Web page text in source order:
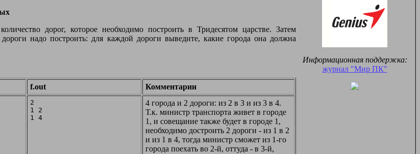
Информационная поддержка:
журнал "Мир ПК"
дорог, которое необходимо построить в Тридесятом царстве. Затем
надо построить: для каждой дороги выведите, какие города она должна
f.out Комментарии
2
1 2
4 города и 2 дороги: из 2 в 3 и из 3 в 4.
Т.к. министр транспорта живет в городе
1, и совещание также будет в городе 1,
необходимо достроить 2 дороги - из 1 в 2
и из 1 в 4, тогда министр сможет из 1-го
города поехать во 2-й, оттуда - в 3-й,